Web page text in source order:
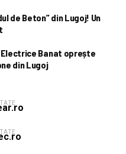
de Beton” din Lugoj! Un
Electrice Banat oprește
din Lugoj